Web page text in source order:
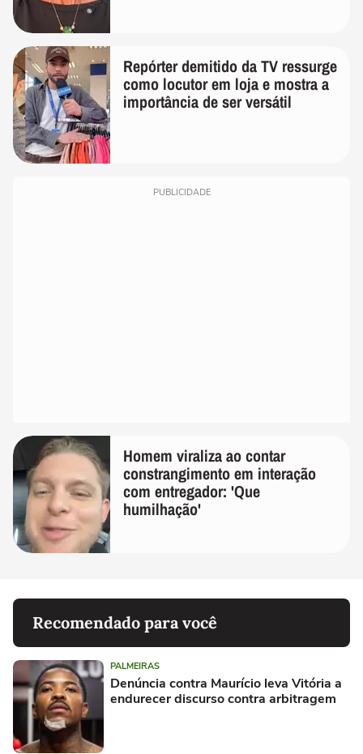
Repórter demitido da TV ressurge
como locutor em loja e mostra a
importância de ser versátil
PUBLICIDADE
Homem viraliza ao contar
constrangimento em interação
com entregador: 'Que
humilhação'
Recomendado para você
PALMEIRAS
Denúncia contra Maurício leva Vitória a
endurecer discurso contra arbitragem